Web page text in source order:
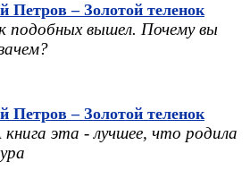
– Золотой теленок
подобных вышел. Почему вы
– Золотой теленок
книга эта - лучшее, что родила